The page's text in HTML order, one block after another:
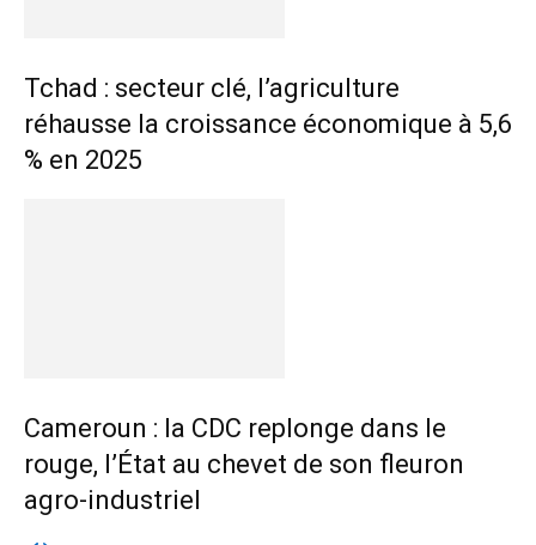
Tchad : secteur clé, l’agriculture
réhausse la croissance économique à 5,6
% en 2025
Cameroun : la CDC replonge dans le
rouge, l’État au chevet de son fleuron
agro-industriel